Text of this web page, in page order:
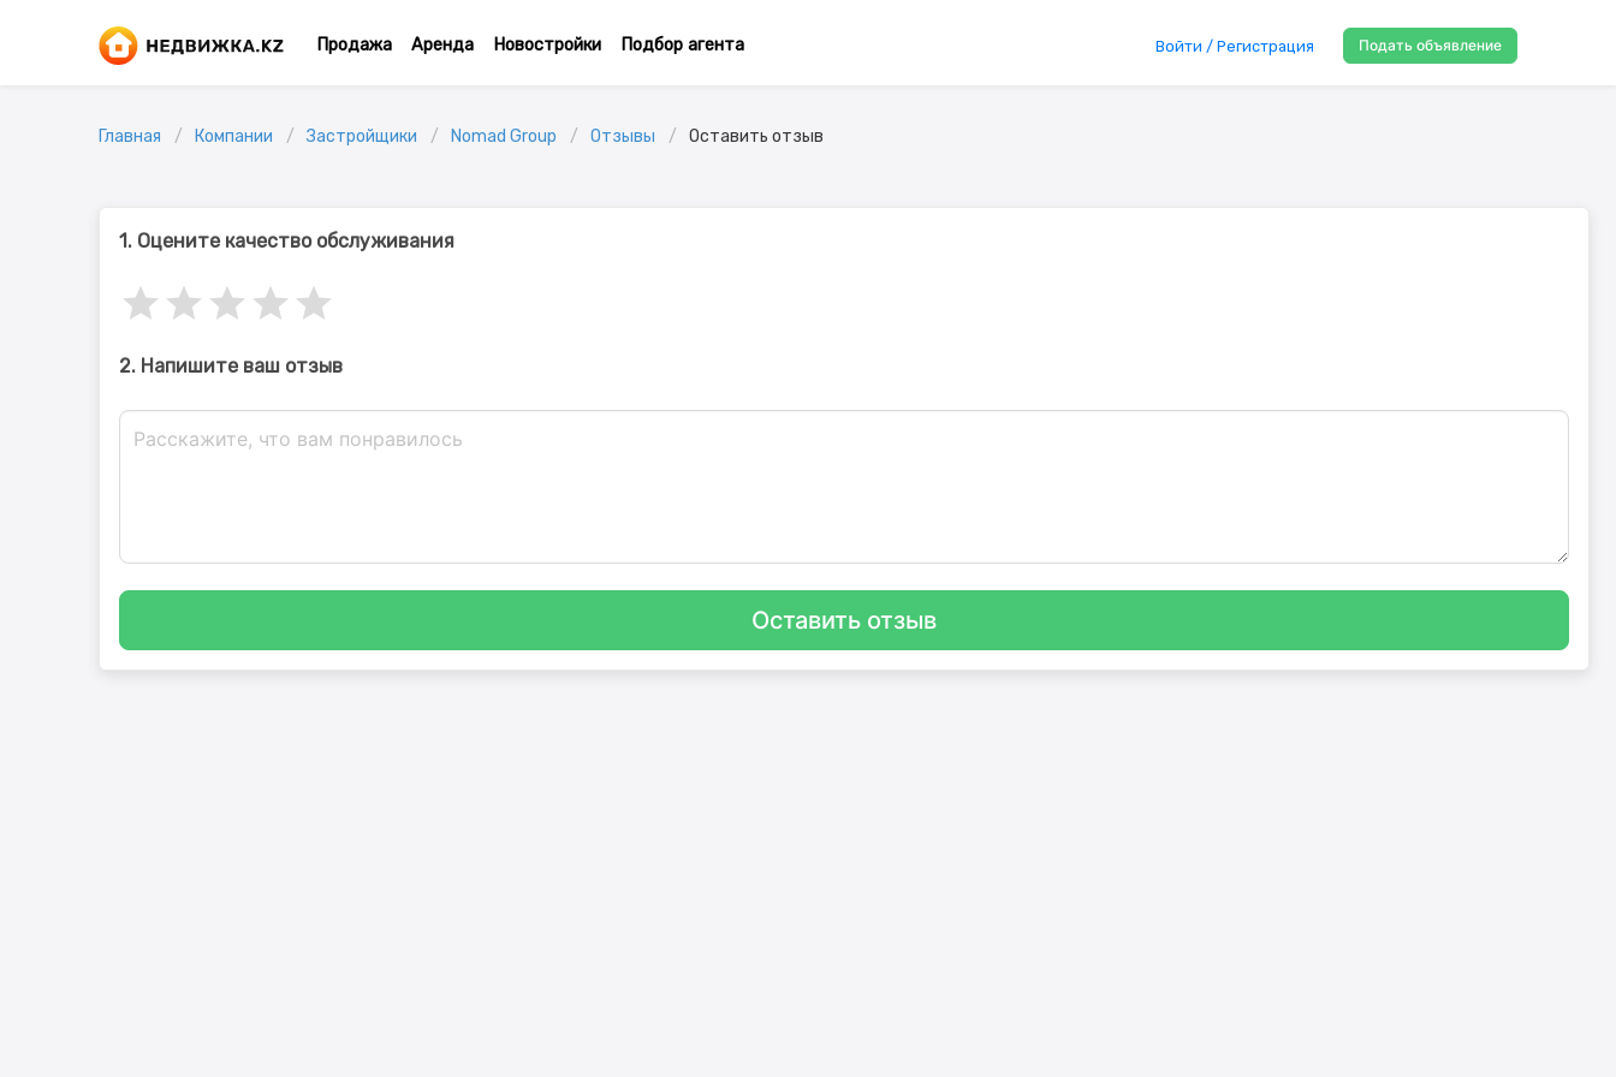
Продажа Аренда Новостройки Подбор агента Войти / Регистрация Подать объявление
Главная Компании Застройщики Nomad Group Отзывы Оставить отзыв
1. Оцените качество обслуживания
2. Напишите ваш отзыв
Оставить отзыв